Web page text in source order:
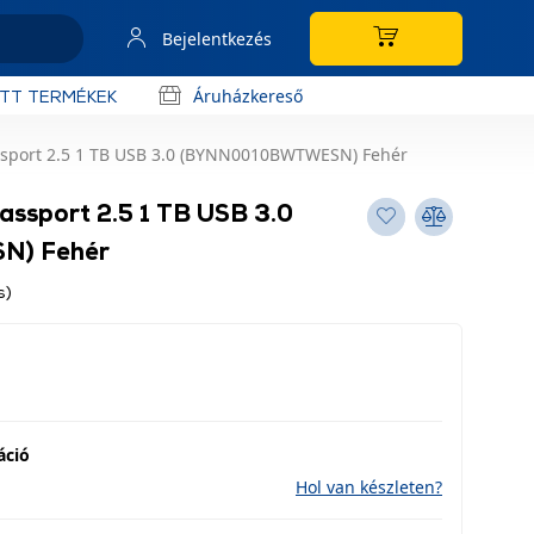
Bejelentkezés
TERMÉKEK Áruházkereső
2.5 1 TB USB 3.0 (BYNN0010BWTWESN) Fehér
2.5 1 TB USB 3.0
Fehér
Hol van készleten?